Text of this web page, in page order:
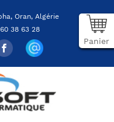
Oran, Algérie
38 63 28
Panier